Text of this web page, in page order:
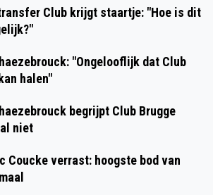
Club krijgt staartje: "Hoe is dit
"Ongelooflijk dat Club
halen"
begrijpt Club Brugge
niet
Coucke verrast: hoogste bod van